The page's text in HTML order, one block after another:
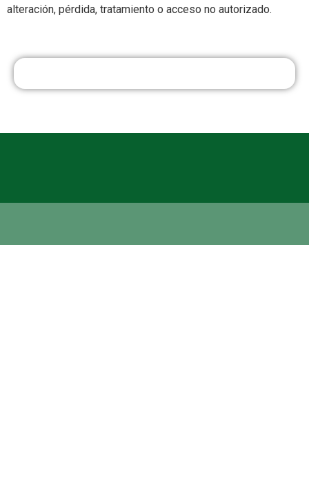
alteración, pérdida, tratamiento o acceso no autorizado.